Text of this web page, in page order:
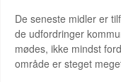
De seneste midler er
de udfordringer
mødes, ikke mindst
område er steget